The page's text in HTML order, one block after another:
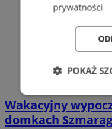
Wakacyjny
domkach
prywatności
POKAŻ